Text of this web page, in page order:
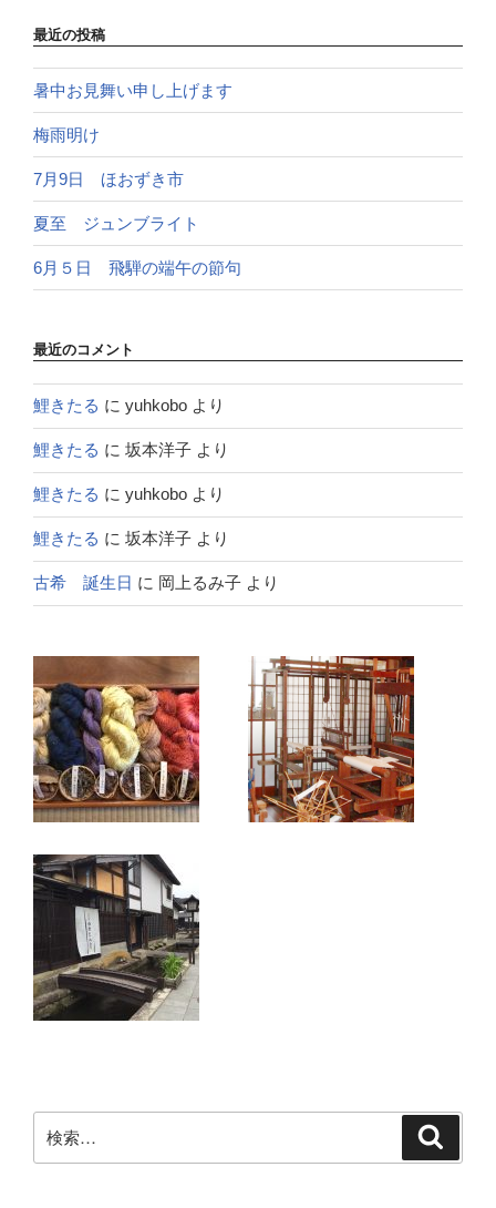
最近の投稿
暑中お見舞い申し上げます
梅雨明け
7月9日 ほおずき市
夏至 ジュンブライト
6月５日 飛騨の端午の節句
最近のコメント
鯉きたる に yuhkobo より
鯉きたる に 坂本洋子 より
鯉きたる に yuhkobo より
鯉きたる に 坂本洋子 より
古希 誕生日 に 岡上るみ子 より
索: